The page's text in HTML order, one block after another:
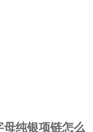
纯银项链怎么